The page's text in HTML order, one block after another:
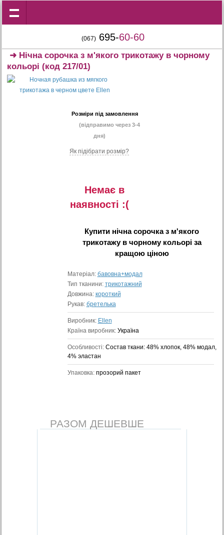
(067) 695-60-60
➜ Нічна сорочка з м'якого трикотажу в чорному
кольорі (код 217/01)
Розміри під замовлення
(відправимо через 3-4
дня)
Як підібрати розмір?
Немає в
наявностi :(
Купити нічна сорочка з м'якого
трикотажу в чорному кольоріза
кращою ціною
Матеріал: бавовна+модал
Тип тканини: трикотажний
Довжина: короткий
Рукав: бретелька
Виробник: Ellen
Країна виробник: Україна
Особливості: Состав ткани: 48% хлопок, 48% модал,
4% эластан
Упаковка: прозорий пакет
РАЗОМ ДЕШЕВШЕ